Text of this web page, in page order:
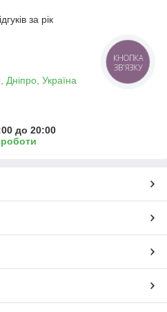
за рік
Україна
до 20:00
КНОПКА
ЗВ'ЯЗКУ